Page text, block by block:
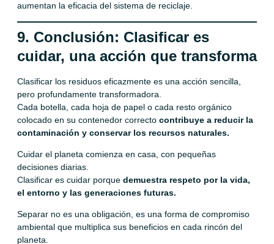
aumentan la eficacia del sistema de reciclaje.
9. Conclusión: Clasificar es
cuidar, una acción que transforma
Clasificar los residuos eficazmente es una acción sencilla,
pero profundamente transformadora.
Cada botella, cada hoja de papel o cada resto orgánico
colocado en su contenedor correcto contribuye a reducir la
contaminación y conservar los recursos naturales.
Cuidar el planeta comienza en casa, con pequeñas
decisiones diarias.
Clasificar es cuidar porque demuestra respeto por la vida,
el entorno y las generaciones futuras.
Separar no es una obligación, es una forma de compromiso
ambiental que multiplica sus beneficios en cada rincón del
planeta.